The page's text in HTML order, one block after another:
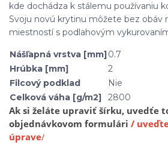
kde dochádza k stálemu používaniu
Svoju novú krytinu môžete bez obáv
miestností s podlahovým
Nášľapná vrstva [mm]0.7
Hrúbka [mm]
2
Filcový podklad
Nie
Celková váha [g/m2]
2800
Ak si želáte upraviť šírku, uvedťe
objednávkovom formulári /
úprave/